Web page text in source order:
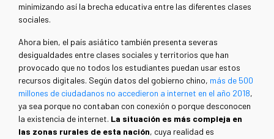
minimizando así la brecha educativa entre las diferentes clases
sociales.
Ahora bien, el país asiático también presenta severas
desigualdades entre clases sociales y territorios que han
provocado que no todos los estudiantes puedan usar estos
recursos digitales. Según datos del gobierno chino, más de 500
millones de ciudadanos no accedieron a internet en el año 2018,
ya sea porque no contaban con conexión o porque desconocen
la existencia de internet. La situación es más compleja en
las zonas rurales de esta nación, cuya realidad es